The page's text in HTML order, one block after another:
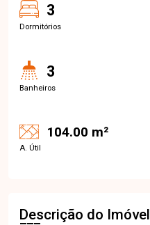
3
Dormitórios
3
Banheiros
104.00 m²
A. Útil
Descrição do Imóvel